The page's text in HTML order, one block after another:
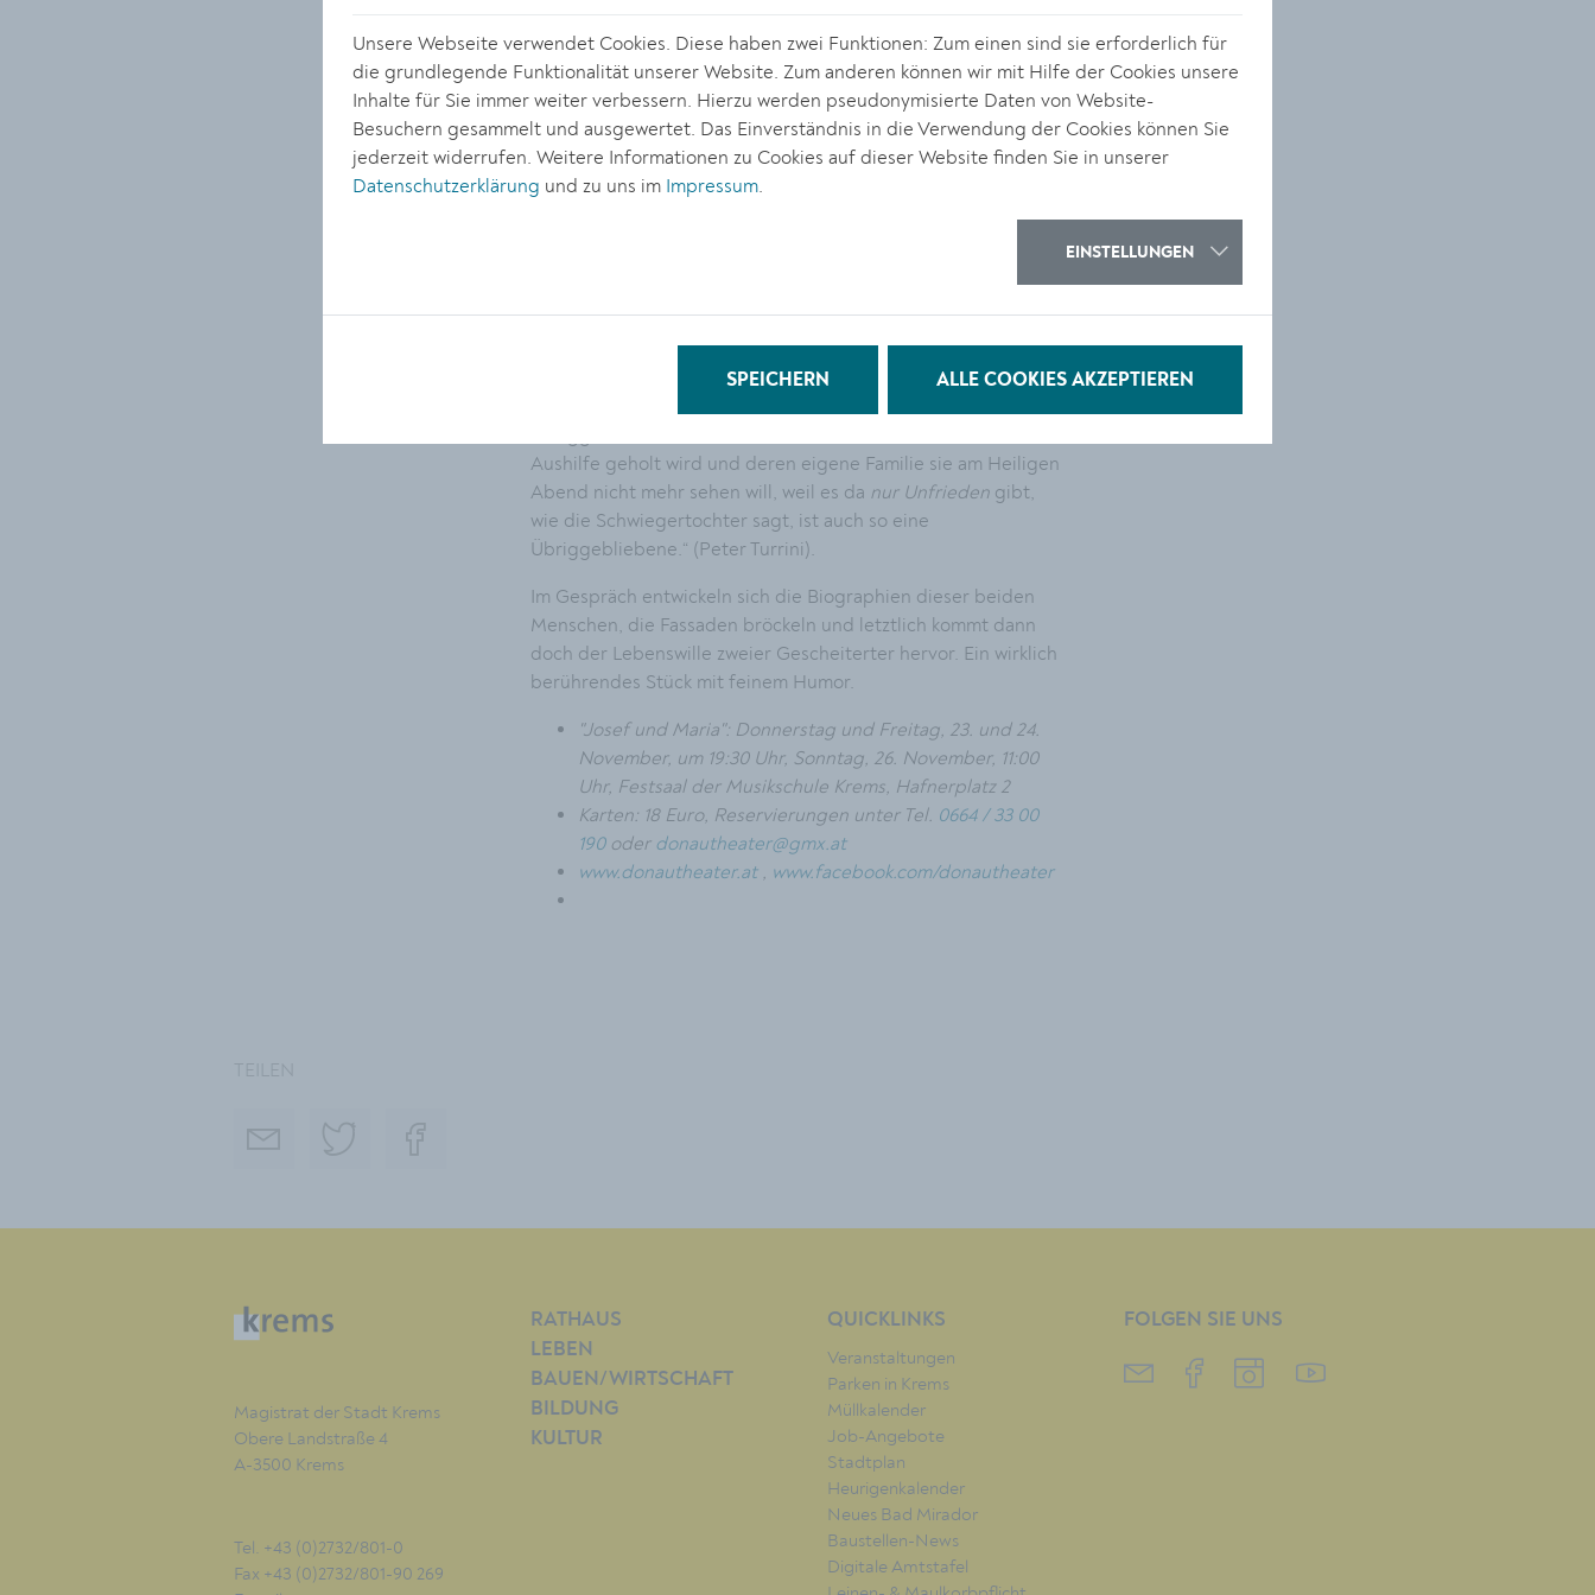
Peter Turrine hat diesesWeihnachtsmärchen für Erwachsene
im Jahr 1980 verfasst. Die Version, die in Krems zur Aufführung
kommt, stammt aus dem Jahr 1998. Es spielen Hanna Mayer
und Heinz Kubinecz, musikalisch unterstützt durch Klaus
zusammen. "Der alte Josef ... geht mit seinen kommunistischen
Thesen und seinem Versuch, die Wahrheit zu verkaufen, auf
letzte Mohikaner der sozialen
Aushilfe geholt wird und deren eigene Familie sie am Heiligen
Abend nicht mehr sehen will, weil es da nur Unfrieden gibt,
wie die Schwiegertochter sagt, ist auch so eine
Übriggebliebene.“ (Peter Turrini).
Im Gespräch entwickeln sich die Biographien dieser beiden
Menschen, die Fassaden bröckeln und letztlich kommt dann
doch der Lebenswille zweier Gescheiterter hervor. Ein wirklich
berührendes Stück mit feinem Humor.
"Josef und Maria": Donnerstag und Freitag, 23. und 24.
November, um 19:30 Uhr, Sonntag, 26. November, 11:00
Uhr, Festsaal der Musikschule Krems, Hafnerplatz 2
Karten: 18 Euro, Reservierungen unter Tel. 0664 / 33 00
190oder donautheater@gmx.at
www.donautheater.at, www.facebook.com/donautheater
Magistrat der Stadt Krems
Obere Landstraße 4
A-3500 Krems
Tel. +43 (0)2732/801-0
Fax +43 (0)2732/801-90 269
RATHAUS
LEBEN
BAUEN/WIRTSCHAFT
BILDUNG
KULTUR
QUICKLINKS
Veranstaltungen
Parken in Krems
Müllkalender
Job-Angebote
Stadtplan
Heurigenkalender
Neues Bad Mirador
Baustellen-News
Digitale Amtstafel
FOLGEN SIE UNS
Unsere Webseite verwendet Cookies. Diese haben zwei Funktionen: Zum einen sind sie erforderlich für
die grundlegende Funktionalität unserer Website. Zum anderen können wir mit Hilfe der Cookies unsere
Inhalte für Sie immer weiter verbessern. Hierzu werden pseudonymisierte Daten von Website-
Besuchern gesammelt und ausgewertet. Das Einverständnis in die Verwendung der Cookies können Sie
jederzeit widerrufen. Weitere Informationen zu Cookies auf dieser Website finden Sie in unserer
Datenschutzerklärung und zu uns im Impressum.
EINSTELLUNGEN
SPEICHERN ALLE COOKIES AKZEPTIEREN